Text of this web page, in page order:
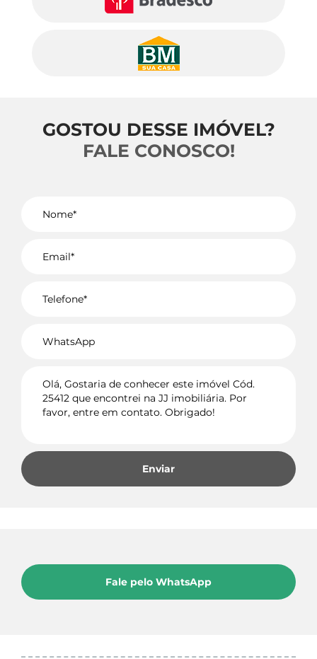
GOSTOU DESSE IMÓVEL?
FALE CONOSCO!
Enviar
Fale pelo WhatsApp